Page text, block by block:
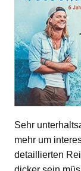
Sehr
mehr um
detaillierten